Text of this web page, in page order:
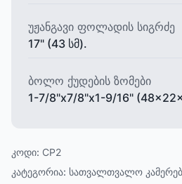
უჟანგავი ფოლადის სიგრძე
17" (43 სმ).
ბოლო ქუდების ზომები
1-7/8"x7/8"x1-9/16"
კოდი: CP2
კატეგორია: სათვალთვალო